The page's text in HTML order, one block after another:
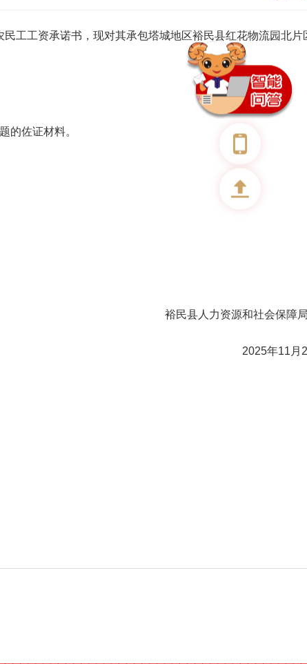
民工工资承诺书，现对其承包塔城地区裕民县红花物流园北片
的佐证材料。
裕民县人力资源和社会保
2025年11月